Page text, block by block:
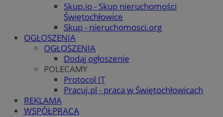
Skup.io - Skup nieruchomości
Świętochłowice
Skup - nieruchomosci.org
OGŁOSZENIA
OGŁOSZENIA
Dodaj ogłoszenie
POLECAMY
Protocol IT
Pracuj.pl - praca w Świętochłowicach
REKLAMA
WSPÓŁPRACA